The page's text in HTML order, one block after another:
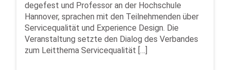
degefest und Professor an der Hochschule
Hannover, sprachen mit den Teilnehmenden über
Servicequalität und Experience Design. Die
Veranstaltung setzte den Dialog des Verbandes
zum Leitthema Servicequalität […]